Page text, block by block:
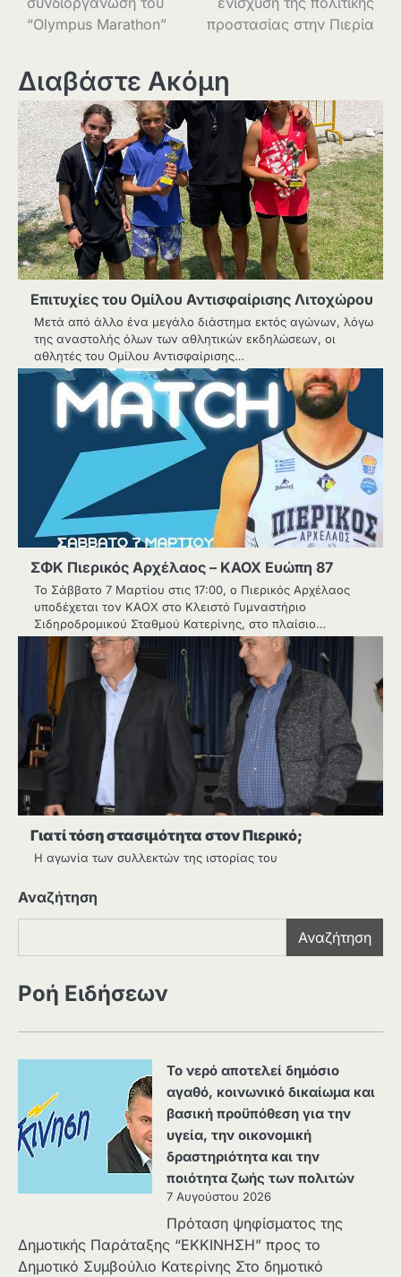
“Olympus Marathon”
προστασίας στην Πιερία
Διαβάστε Ακόμη
Επιτυχίες του Ομίλου Αντισφαίρισης Λιτοχώρου
Μετά από άλλο ένα μεγάλο διάστημα εκτός αγώνων, λόγω
της αναστολής όλων των αθλητικών εκδηλώσεων, οι
αθλητές του Ομίλου Αντισφαίρισης…
ΣΦΚ Πιερικός Αρχέλαος – ΚΑΟΧ Ευώπη 87
Το Σάββατο 7 Μαρτίου στις 17:00, ο Πιερικός Αρχέλαος
υποδέχεται τον ΚΑΟΧ στο Κλειστό Γυμναστήριο
Σιδηροδρομικού Σταθμού Κατερίνης, στο πλαίσιο…
Γιατί τόση στασιμότητα στον Πιερικό;
Η αγωνία των συλλεκτών της ιστορίας του
Αναζήτηση
Αναζήτηση
Ροή Ειδήσεων
Το νερό αποτελεί δημόσιο
αγαθό, κοινωνικό δικαίωμα και
βασική προϋπόθεση για την
υγεία, την οικονομική
δραστηριότητα και την
ποιότητα ζωής των πολιτών
7 Αυγούστου 2026
Πρόταση ψηφίσματος της
Δημοτικής Παράταξης “ΕΚΚΙΝΗΣΗ” προς το
Δημοτικό Συμβούλιο Κατερίνης Στο δημοτικό